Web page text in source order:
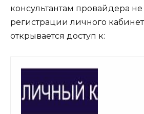
консультантам провайдера
регистрации личного
открывается доступ к: